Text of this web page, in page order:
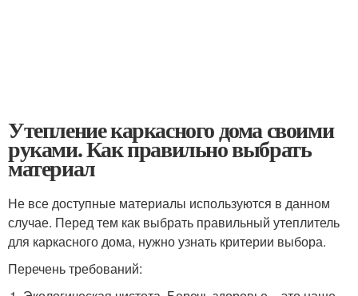
Утепление каркасного дома своими
руками. Как правильно выбрать
материал
Не все доступные материалы используются в данном
случае. Перед тем как выбрать правильный утеплитель
для каркасного дома, нужно узнать критерии выбора.
Перечень требований: